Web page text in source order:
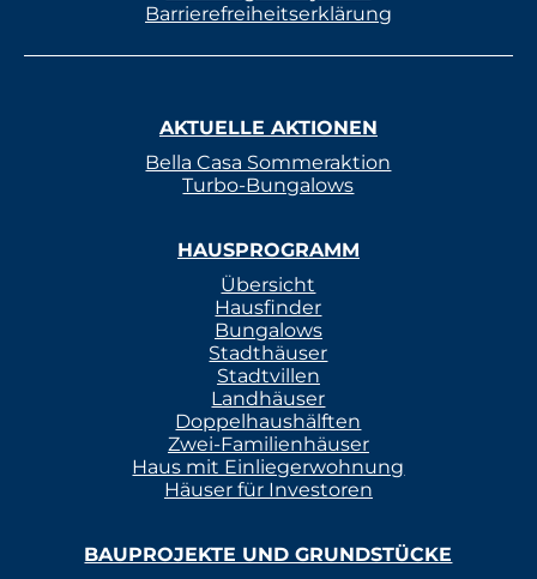
Barrierefreiheitserklärung
AKTUELLE AKTIONEN
Bella Casa Sommeraktion
Turbo-Bungalows
HAUSPROGRAMM
Übersicht
Hausfinder
Bungalows
Stadthäuser
Stadtvillen
Landhäuser
Doppelhaushälften
Zwei-Familienhäuser
Haus mit Einliegerwohnung
Häuser für Investoren
BAUPROJEKTE UND GRUNDSTÜCKE